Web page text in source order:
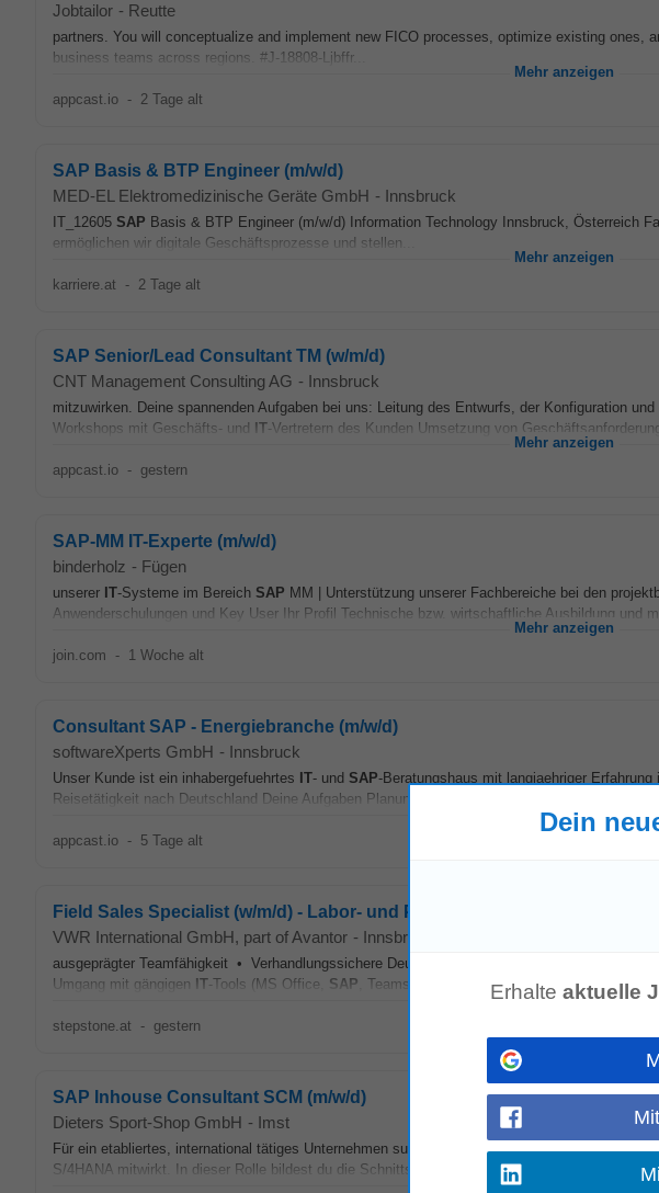
Jobtailor - Reutte
partners. You will conceptualize and implement new FICO processes, optimize existing ones,
business teams across regions. #J-18808-Ljbffr...
Mehr anzeigen
appcast.io - 2 Tage alt
SAP Basis & BTP Engineer (m/w/d)
MED-EL Elektromedizinische Geräte GmbH - Innsbruck
IT_12605 SAP Basis & BTP Engineer (m/w/d) Information Technology Innsbruck, Österreich
ermöglichen wir digitale Geschäftsprozesse und stellen...
Mehr anzeigen
karriere.at - 2 Tage alt
SAP Senior/Lead Consultant TM (w/m/d)
CNT Management Consulting AG - Innsbruck
mitzuwirken. Deine spannenden Aufgaben bei uns: Leitung des Entwurfs, der Konfiguration
Workshops mit Geschäfts- und IT-Vertretern des Kunden Umsetzung von
Mehr anzeigen
appcast.io - gestern
SAP-MM IT-Experte (m/w/d)
binderholz - Fügen
unserer IT-Systeme im Bereich SAP MM | Unterstützung unserer Fachbereiche bei den
Anwenderschulungen und Key User Ihr Profil Technische bzw. wirtschaftliche Ausbildung und
Mehr anzeigen
join.com - 1 Woche alt
Consultant SAP - Energiebranche (m/w/d)
softwareXperts GmbH - Innsbruck
Unser Kunde ist ein inhabergefuehrtes IT- und SAP-Beratungshaus mit langjaehriger
Reisetätigkeit nach Deutschland Deine Aufgaben Planung, Steuerung und Umsetzung von
Mehr anzeigen
appcast.io - 5 Tage alt
Field Sales Specialist (w/m/d) - Labor- und Produktionschemie
VWR International GmbH, part of Avantor - Innsbruck
ausgeprägter Teamfähigkeit • Verhandlungssichere Deutsch- und Englischkenntnisse in Wort
Umgang mit gängigen IT-Tools (MS Office, SAP , Teams sowie KI-Tools) • Führerschein
Mehr anzeigen
stepstone.at - gestern
SAP Inhouse Consultant SCM (m/w/d)
Dieters Sport-Shop GmbH - Imst
Für ein etabliertes, international tätiges Unternehmen suchen wir eine erfahrene
S/4HANA mitwirkt. In dieser Rolle bildest du die Schnittstelle zwischen den operativen...
Mehr anzeigen
Dein
Erhalte aktuelle